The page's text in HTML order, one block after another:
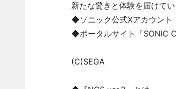
新たな驚きと体験を届けてい
◆ソニック公式Xアカウント
◆ポータルサイト「SONIC
(C)SEGA